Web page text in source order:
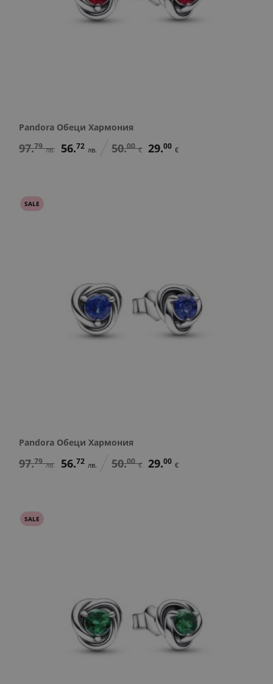
Pandora Обеци Хармония
97.79 лв. 56.72 лв. 50.00 € 29.00 €
SALE
Pandora Обеци Хармония
97.79 лв. 56.72 лв. 50.00 € 29.00 €
SALE